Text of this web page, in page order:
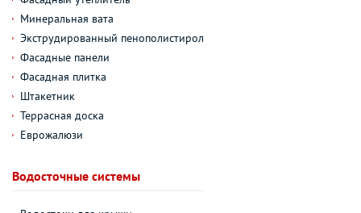
Минеральная вата
Экструдированный пенополистирол
Фасадные панели
Фасадная плитка
Штакетник
Террасная доска
Еврожалюзи
Водосточные системы